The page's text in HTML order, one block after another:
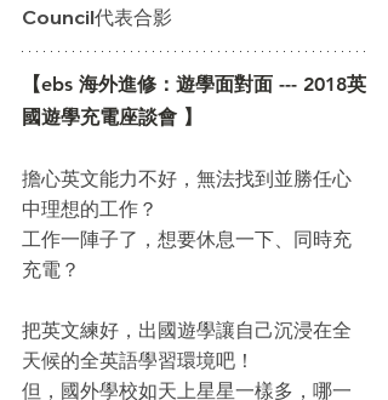
Council代表合影
【ebs 海外進修：遊學面對面 --- 2018英
國遊學充電座談會 】
擔心英文能力不好，無法找到並勝任心
中理想的工作？
工作一陣子了，想要休息一下、同時充
充電？
把英文練好，出國遊學讓自己沉浸在全
天候的全英語學習環境吧！
但，國外學校如天上星星一樣多，哪一